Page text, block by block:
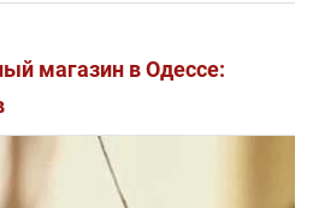
магазин в Одессе: